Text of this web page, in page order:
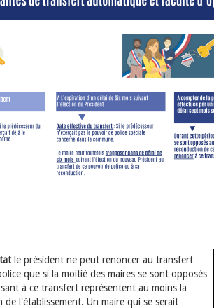
le président ne peut renoncer au transfert
que si la moitié des maires se sont opposés
à ce transfert représentent au moins la
l'établissement. Un maire qui se serait